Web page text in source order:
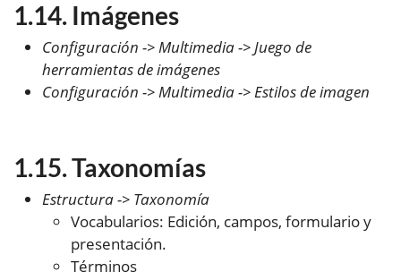
Imágenes
Configuración -> Multimedia -> Juego de
herramientas de imágenes
Configuración -> Multimedia -> Estilos de imagen
Taxonomías
Estructura -> Taxonomía
Vocabularios: Edición, campos, formulario y
presentación.
Términos